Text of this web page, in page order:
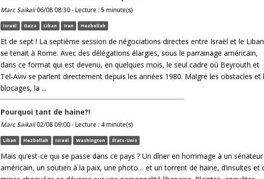
Marc Saikali06/08 08:30 - Lecture : 5 minute(s)
Israël Gaza Liban Iran Hezbollah
Et de sept ! La septième session de négociations directes entre Israël et le Liban
se tenait à Rome. Avec des délégations élargies, sous le parrainage américain,
dans ce format qui est devenu, en quelques mois, le seul cadre où Beyrouth et
Tel-Aviv se parlent directement depuis les années 1980. Malgré les obstacles et
blocages, la ...
Pourquoi tant de haine?!
Marc Saikali02/08 09:00 - Lecture : 4 minute(s)
Liban Hezbollah Israël Washington États-Unis
Mais qu’est-ce qui se passe dans ce pays ? Un dîner en hommage à un sénateur
américain, un soutien à la paix, une photo… et un torrent de haine, d’insultes et